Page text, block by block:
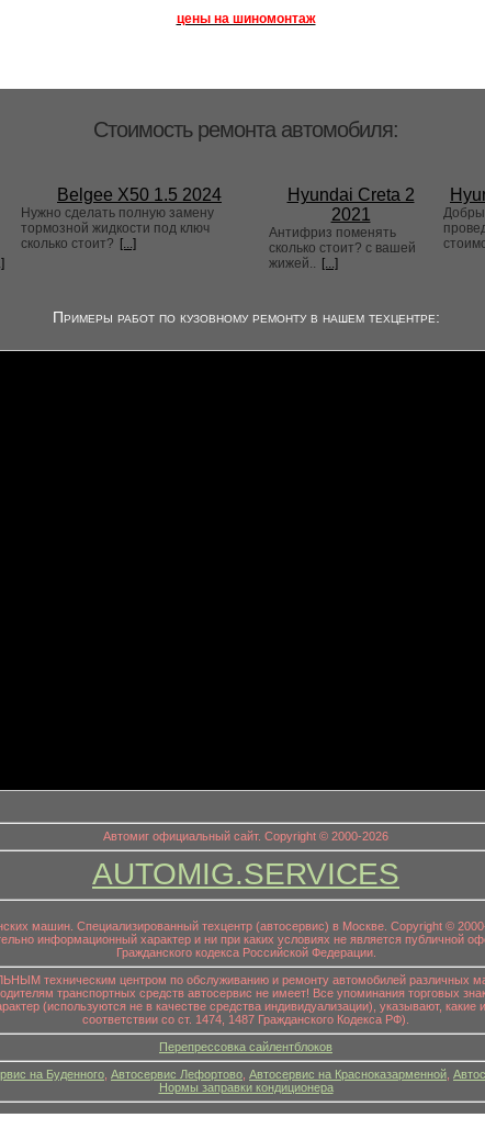
цены на шиномонтаж
Стоимость ремонта автомобиля:
Belgee X50 1.5 2024
Нужно сделать полную замену
тормозной жидкости под ключ
сколько стоит? [...]
Hyundai Creta 2
2021
Антифриз поменять
сколько стоит? с вашей
жижей.. [...]
Примеры работ по кузовному ремонту в нашем техцентре:
Автомиг официальный сайт. Copyright © 2000-2026
AUTOMIG.SERVICES
машин. Специализированный техцентр (автосервис) в Москве. Copyright ©
информационный характер и ни при каких условиях не является публичной
Гражданского кодекса Российской Федерации.
техническим центром по обслуживанию и ремонту автомобилей различных
транспортных средств автосервис не имеет! Все упоминания торговых
(используются не в качестве средства индивидуализации), указывают, какие
соответствии со ст. 1474, 1487 Гражданского Кодекса РФ).
Перепрессовка сайлентблоков
на Буденного Автосервис Лефортово Автосервис на Красноказарменной
Нормы заправки кондиционера